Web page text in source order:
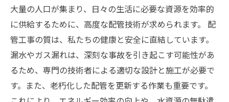
大量の人口が集まり、日々の生活に必要な資源を効率的
に供給するために、高度な配管技術が求められます。 配
管工事の質は、私たちの健康と安全に直結しています。
漏水やガス漏れは、深刻な事故を引き起こす可能性があ
るため、専門の技術者による適切な設計と施工が必要で
す。また、老朽化した配管を更新する作業も重要です。